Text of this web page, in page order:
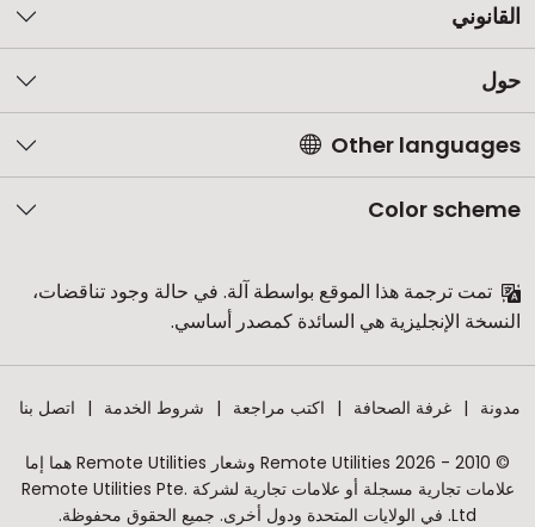
القانوني
حول
Other languages
Color scheme
تمت ترجمة هذا الموقع بواسطة آلة. في حالة وجود تناقضات،
النسخة الإنجليزية هي السائدة كمصدر أساسي.
مدونة غرفة الصحافة اكتب مراجعة شروط الخدمة اتصل بنا
© 2010 - 2026 Remote Utilities وشعار Remote Utilities هما إما
علامات تجارية مسجلة أو علامات تجارية لشركة Remote Utilities Pte.
Ltd. في الولايات المتحدة ودول أخرى. جميع الحقوق محفوظة.